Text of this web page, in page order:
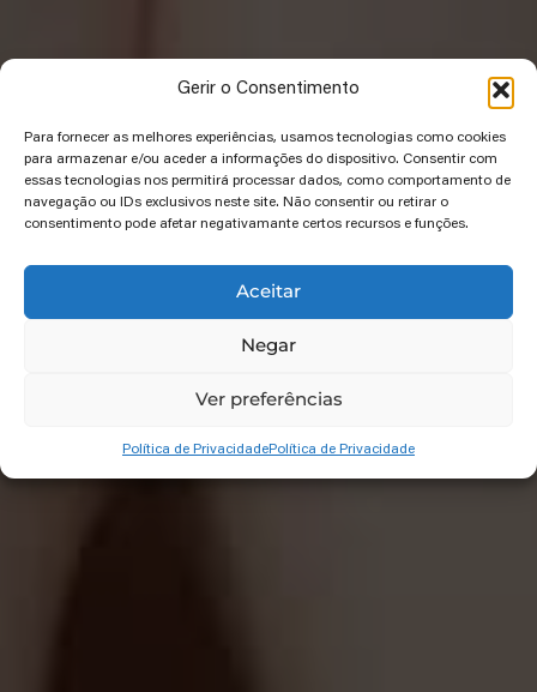
Gerir o Consentimento
Para fornecer as melhores experiências, usamos tecnologias como cookies
para armazenar e/ou aceder a informações do dispositivo. Consentir com
essas tecnologias nos permitirá processar dados, como comportamento de
navegação ou IDs exclusivos neste site. Não consentir ou retirar o
consentimento pode afetar negativamante certos recursos e funções.
Aceitar
Negar
Ver preferências
Política de PrivacidadePolítica de Privacidade